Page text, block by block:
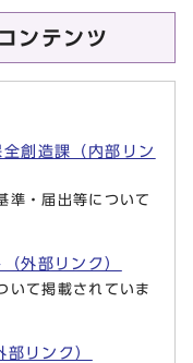
ンテンツ
創造課（内部リン
準・届出等について
外部リンク）
いて掲載されていま
リンク）